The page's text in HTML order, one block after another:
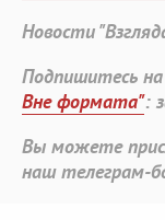
Новости
Подпишитесь
Вне формата":
Вы можете
наш телеграм-